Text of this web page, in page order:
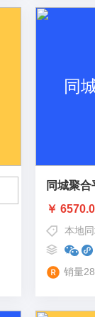
同城聚合
￥
本地
销量